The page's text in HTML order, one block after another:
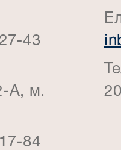
43
А, м.
84